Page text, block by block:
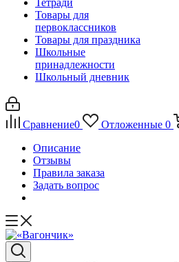
Товары для
первоклассников
Товары для праздника
Школьные
принадлежности
Школьный дневник
Сравнение0 Отложенные 0
Описание
Отзывы
Правила заказа
Задать вопрос